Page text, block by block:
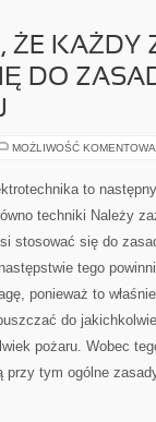
ŻE KAŻDY
DO
MOŻLIWOŚĆ
to
techniki Należy
stosować się do
tego
ponieważ to
do
pożaru. Wobec
tym ogólne